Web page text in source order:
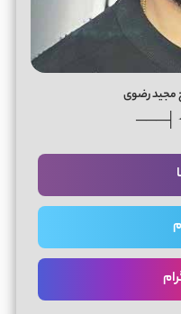
مجید رضوی
───├